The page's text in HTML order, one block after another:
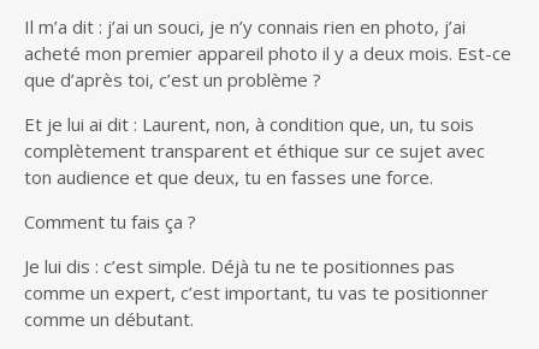
Il m’a dit : j’ai un souci, je n’y connais rien en photo, j’ai
acheté mon premier appareil photo il y a deux mois. Est-ce
que d’après toi, c’est un problème ?
Et je lui ai dit : Laurent, non, à condition que, un, tu sois
complètement transparent et éthique sur ce sujet avec
ton audience et que deux, tu en fasses une force.
Comment tu fais ça ?
Je lui dis : c’est simple. Déjà tu ne te positionnes pas
comme un expert, c’est important, tu vas te positionner
comme un débutant.